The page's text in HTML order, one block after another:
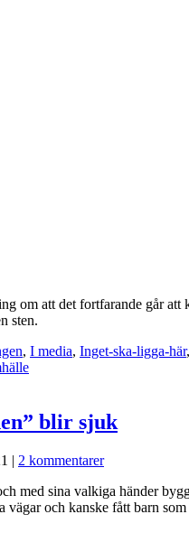
om att det fortfarande går
sten.
, I media, Inget-ska-ligga-här,
blir sjuk
| 2 kommentarer
med sina valkiga händer
och kanske fått barn